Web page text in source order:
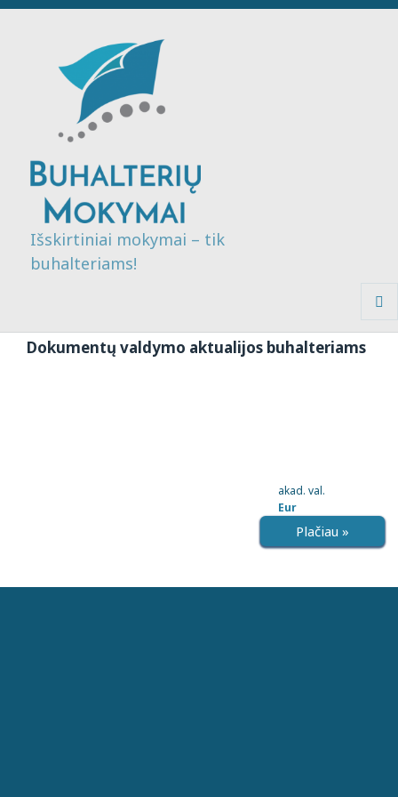
Išskirtiniai mokymai – tik
buhalteriams!
Dokumentų valdymo aktualijos buhalteriams
akad. val.
Eur
Plačiau »